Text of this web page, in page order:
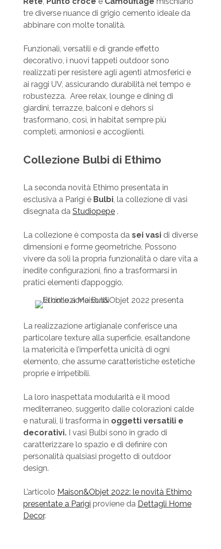
tre diverse nuance di grigio cemento ideale da
abbinare con molte tonalità.
Funzionali, versatili e di grande effetto
decorativo, i nuovi tappeti outdoor sono
realizzati per resistere agli agenti atmosferici e
ai raggi UV, assicurando durabilità nel tempo e
robustezza. Aree relax, lounge e dining di
giardini, terrazze, balconi e dehors si
trasformano, così, in habitat sempre più
completi, armoniosi e accoglienti.
Collezione Bulbi di Ethimo
La seconda novità Ethimo presentata in
esclusiva a Parigi è Bulbi, la collezione di vasi
disegnata da Studiopepe.
La collezione è composta da sei vasidi diverse
dimensioni e forme geometriche. Possono
vivere da soli la propria funzionalità o dare vita a
inedite configurazioni, fino a trasformarsi in
pratici elementi d’appoggio.
La realizzazione artigianale conferisce una
particolare texture alla superficie, esaltandone
la matericità e l’imperfetta unicità di ogni
elemento, che assume caratteristiche estetiche
proprie e irripetibili.
La loro inaspettata modularità e il mood
mediterraneo, suggerito dalle colorazioni calde
e naturali, li trasforma in oggetti versatili e
decorativi. I vasi Bulbi sono in grado di
caratterizzare lo spazio e di definire con
personalità qualsiasi progetto di outdoor
design.
L’articolo Maison&Objet 2022: le novità Ethimo
presentate a Parigi proviene da Dettagli Home
Decor.